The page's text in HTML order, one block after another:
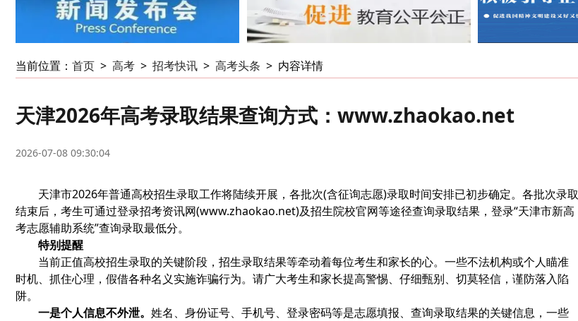
当前位置： 首页 > 高考 > 招考快讯 > 高考头条 > 内容详情
天津2026年高考录取结果查询方式：www.zhaokao.net
2026-07-08 09:30:04
天津市2026年普通高校招生录取工作将陆续开展，各批次(含征询志愿)录取时间安排已初步确定。各批次录取
结束后，考生可通过登录招考资讯网(www.zhaokao.net)及招生院校官网等途径查询录取结果，登录“天津市新高
考志愿辅助系统”查询录取最低分。
特别提醒
当前正值高校招生录取的关键阶段，招生录取结果等牵动着每位考生和家长的心。一些不法机构或个人瞄准
时机、抓住心理，假借各种名义实施诈骗行为。请广大考生和家长提高警惕、仔细甄别、切莫轻信，谨防落入陷
阱。
一是个人信息不外泄。 姓名、身份证号、手机号、登录密码等是志愿填报、查询录取结果的关键信息，一些